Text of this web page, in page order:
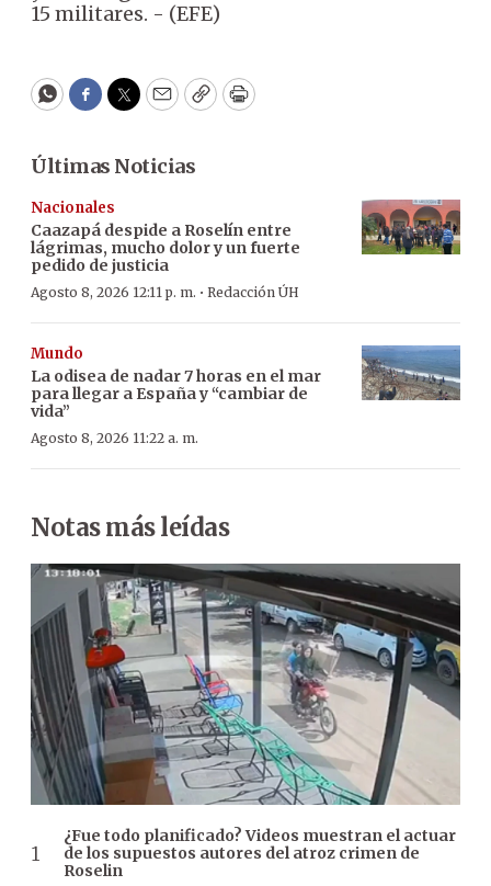
15 militares. - (EFE)
WhatsApp
Facebook
Twitter
EmailCopyPrint
Últimas Noticias
Nacionales
Caazapá despide a Roselín entre
lágrimas, mucho dolor y un fuerte
pedido de justicia
Agosto 8, 2026 12:11 p. m. · Redacción ÚH
Mundo
La odisea de nadar 7 horas en el mar
para llegar a España y “cambiar de
vida”
Agosto 8, 2026 11:22 a. m.
Notas más leídas
¿Fue todo planificado? Videos muestran el actuar
de los supuestos autores del atroz crimen de
Roselin